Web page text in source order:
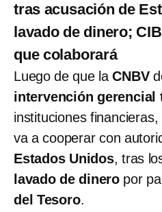
tras acusación de
lavado de dinero;
que colaborará
Luego de que laCNBV
intervención gerencial
instituciones financieras,
va a cooperar con
Estados Unidos, tras
lavado de dinero por
del Tesoro.